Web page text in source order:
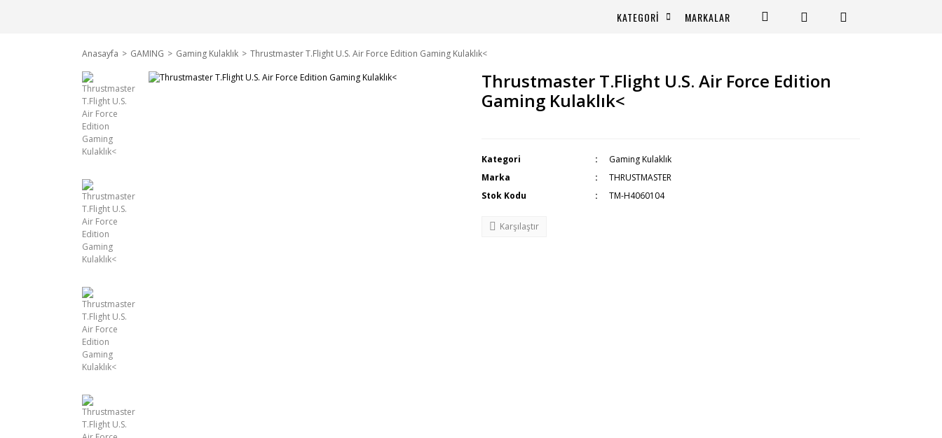
KATEGORİ MARKALAR
Anasayfa GAMING Gaming Kulaklık Thrustmaster T.Flight U.S. Air Force Edition Gaming Kulaklık<
Thrustmaster T.Flight U.S. Air Force Edition
Gaming Kulaklık<
Kategori
Gaming Kulaklık
Marka
THRUSTMASTER
Stok Kodu
TM-H4060104
Karşılaştır